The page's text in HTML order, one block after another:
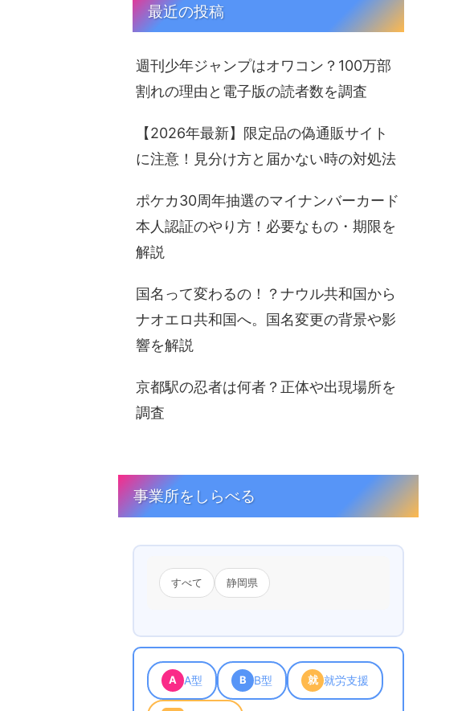
最近の投稿
週刊少年ジャンプはオワコン？100万部
割れの理由と電子版の読者数を調査
【2026年最新】限定品の偽通販サイト
に注意！見分け方と届かない時の対処法
ポケカ30周年抽選のマイナンバーカード
本人認証のやり方！必要なもの・期限を
解説
国名って変わるの！？ナウル共和国から
ナオエロ共和国へ。国名変更の背景や影
響を解説
京都駅の忍者は何者？正体や出現場所を
調査
事業所をしらべる
すべて 静岡県
A A型 B B型 就 就労支援